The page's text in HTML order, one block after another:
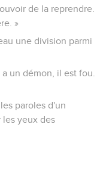
de la reprendre.
»
une division parmi
un démon, il est fou.
paroles d'un
yeux des